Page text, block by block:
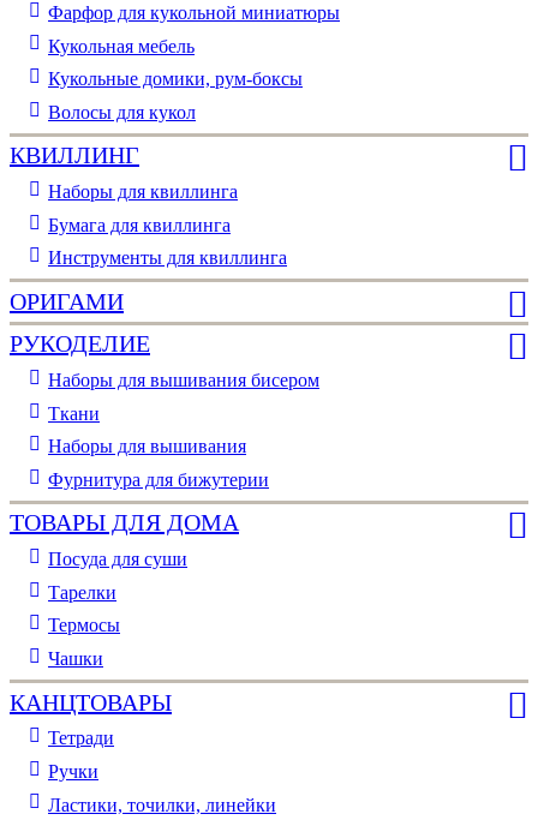
Фарфор для кукольной миниатюры
Кукольная мебель
Кукольные домики, рум-боксы
Волосы для кукол
КВИЛЛИНГ
Наборы для квиллинга
Бумага для квиллинга
Инструменты для квиллинга
ОРИГАМИ
РУКОДЕЛИЕ
Наборы для вышивания бисером
Ткани
Наборы для вышивания
Фурнитура для бижутерии
ТОВАРЫ ДЛЯ ДОМА
Посуда для суши
Тарелки
Термосы
Чашки
КАНЦТОВАРЫ
Тетради
Ручки
Ластики, точилки, линейки